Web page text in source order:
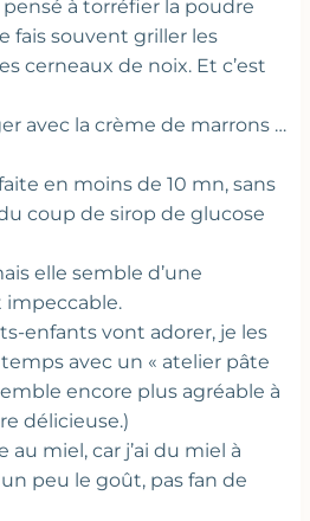
pensé à torréfier la poudre
fais souvent griller les
cerneaux de noix. Et c’est
avec la crème de marrons …
en moins de 10 mn, sans
coup de sirop de glucose
elle semble d’une
impeccable.
enfants vont adorer, je les
avec un « atelier pâte
encore plus agréable à
délicieuse.)
au miel, car j’ai du miel à
peu le goût, pas fan de